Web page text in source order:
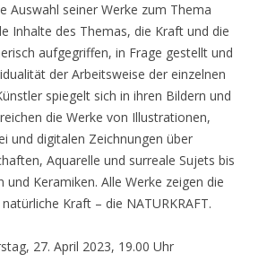
Auswahl seiner Werke zum Thema
Inhalte des Themas, die Kraft und die
aufgegriffen, in Frage gestellt und
der Arbeitsweise der einzelnen
spiegelt sich in ihren Bildern und
die Werke von Illustrationen,
und digitalen Zeichnungen über
Aquarelle und surreale Sujets bis
und Keramiken. Alle Werke zeigen die
Kraft – die NATURKRAFT.
27. April 2023, 19.00 Uhr